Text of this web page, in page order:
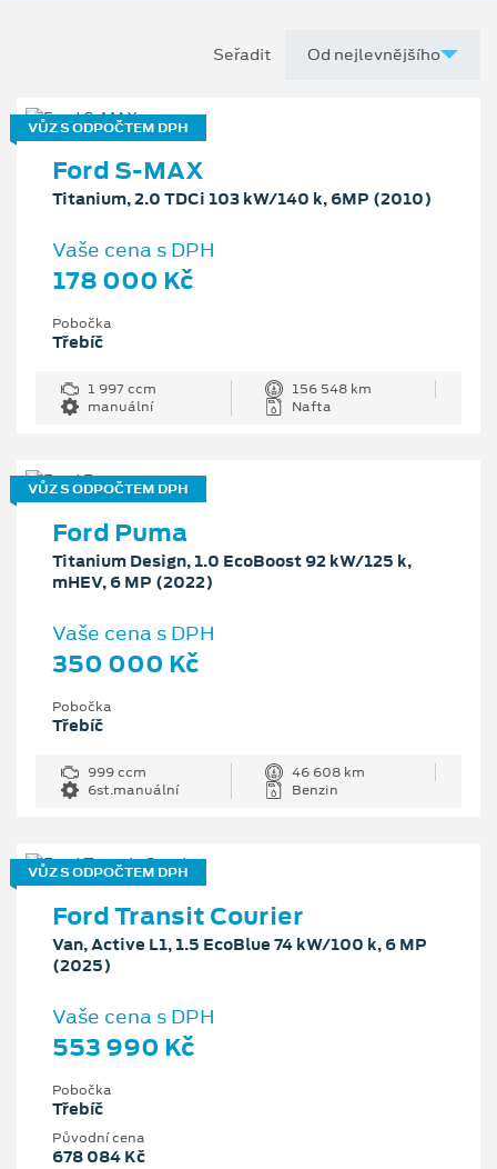
Seřadit
VŮZ S ODPOČTEM DPH
Ford S-MAX
Titanium, 2.0 TDCi 103 kW/140 k, 6MP (2010)
Vaše cena s DPH
178 000 Kč
Pobočka
Třebíč
1 997 ccm
156 548 km
manuální
Nafta
VŮZ S ODPOČTEM DPH
Ford Puma
Titanium Design, 1.0 EcoBoost 92 kW/125 k,
mHEV, 6 MP (2022)
Vaše cena s DPH
350 000 Kč
Pobočka
Třebíč
999 ccm
46 608 km
6st.manuální
Benzin
VŮZ S ODPOČTEM DPH
Ford Transit Courier
Van, Active L1, 1.5 EcoBlue 74 kW/100 k, 6 MP
(2025)
Vaše cena s DPH
553 990 Kč
Pobočka
Třebíč
Původní cena
678 084 Kč